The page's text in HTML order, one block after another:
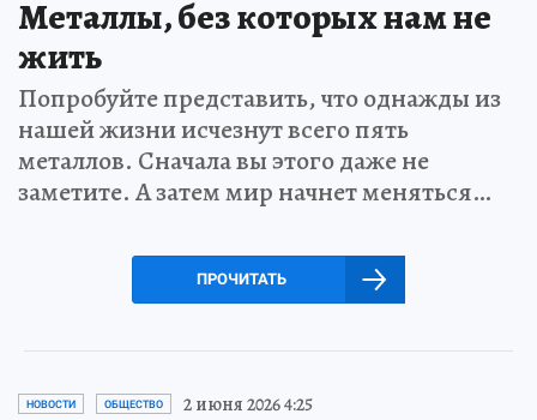
Металлы, без которых нам не
жить
Попробуйте представить, что однажды из
нашей жизни исчезнут всего пять
металлов. Сначала вы этого даже не
заметите. А затем мир начнет меняться…
ПРОЧИТАТЬ
НОВОСТИ ОБЩЕСТВО 2 июня 2026 4:25